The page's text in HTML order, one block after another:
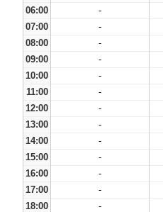
06:00
-
07:00
-
08:00
-
09:00
-
10:00
-
11:00
-
12:00
-
13:00
-
14:00
-
15:00
-
16:00
-
17:00
-
18:00
-